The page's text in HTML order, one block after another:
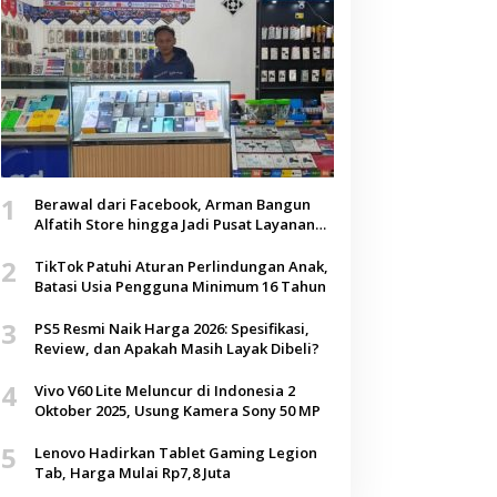
1
Berawal dari Facebook, Arman Bangun
Alfatih Store hingga Jadi Pusat Layanan
2
TikTok Patuhi Aturan Perlindungan Anak,
Batasi Usia Pengguna Minimum 16 Tahun
3
PS5 Resmi Naik Harga 2026: Spesifikasi,
Review, dan Apakah Masih Layak Dibeli?
4
Vivo V60 Lite Meluncur di Indonesia 2
Oktober 2025, Usung Kamera Sony 50 MP
5
Lenovo Hadirkan Tablet Gaming Legion
Tab, Harga Mulai Rp7,8 Juta